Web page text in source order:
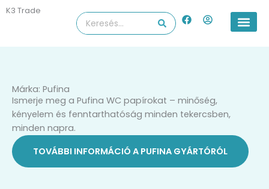
SkipK3 Trade
Search
...
F
a
U
s
l
e
Márka: Pufina
Ismerje meg a Pufina WC papírokat – minőség,
kényelem és fenntarthatóság minden tekercsben,
minden napra.
TOVÁBBI INFORMÁCIÓ A PUFINA GYÁRTÓRÓL